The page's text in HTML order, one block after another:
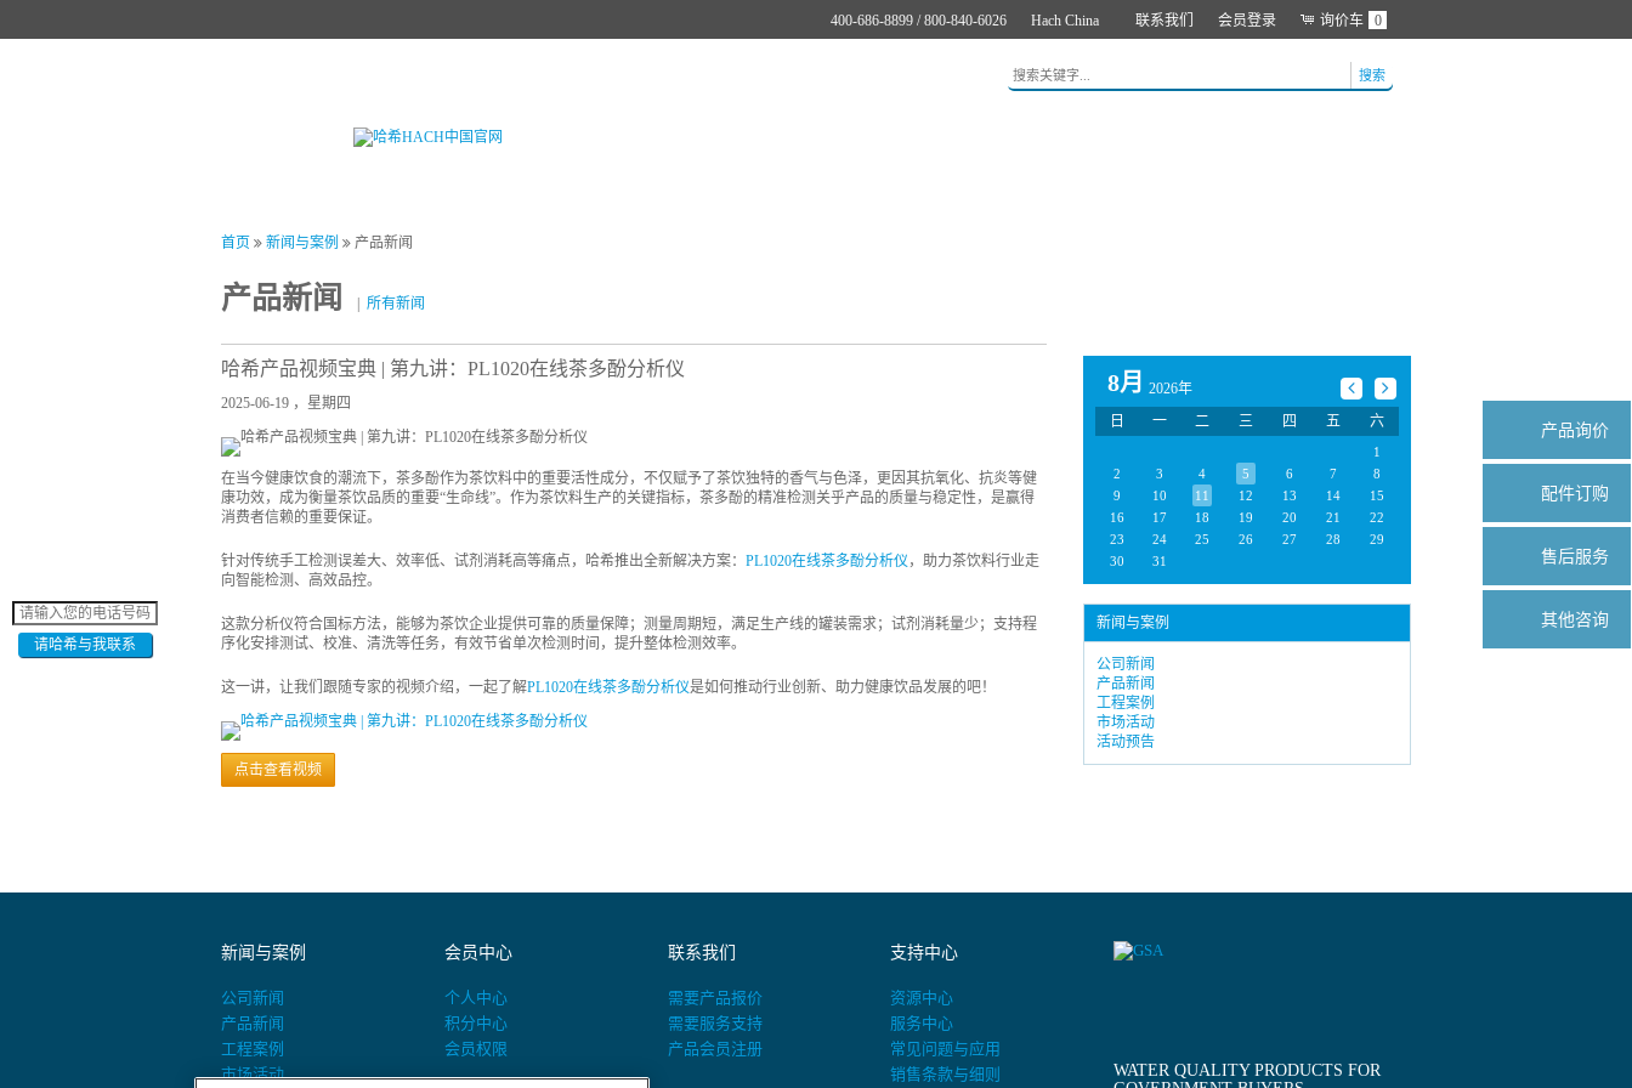
联系我们 会员登录 询价车 0
Hach China
400-686-8899 / 800-840-6026
搜索
首页 新闻与案例 产品新闻
产品新闻 所有新闻
哈希产品视频宝典 | 第九讲：PL1020在线茶多酚分析仪
2025-06-19 ，星期四
在当今健康饮食的潮流下，茶多酚作为茶饮料中的重要活性成分，不仅赋予了茶饮独特的香气与色泽，更因其抗氧化、抗炎等健
康功效，成为衡量茶饮品质的重要“生命线”。作为茶饮料生产的关键指标，茶多酚的精准检测关乎产品的质量与稳定性，是赢得
消费者信赖的重要保证。
针对传统手工检测误差大、效率低、试剂消耗高等痛点，哈希推出全新解决方案： PL1020在线茶多酚分析仪 ，助力茶饮料行业走
向智能检测、高效品控。
这款分析仪符合国标方法，能够为茶饮企业提供可靠的质量保障；测量周期短，满足生产线的罐装需求；试剂消耗量少；支持程
序化安排测试、校准、清洗等任务，有效节省单次检测时间，提升整体检测效率。
这一讲，让我们跟随专家的视频介绍，一起了解PL1020在线茶多酚分析仪是如何推动行业创新、助力健康饮品发展的吧！
点击查看视频
8月
2026年
日
一 二 三 四 五 六
1
2
3 4 5 6 7
8
9
10 11 12 13 14
15
16
17 18 19 20 21
22
23
24 25 26 27 28
29
30
31
新闻与案例
公司新闻
产品新闻
工程案例
市场活动
活动预告
新闻与案例
公司新闻
产品新闻
工程案例
市场活动
会员中心
个人中心
积分中心
会员权限
联系我们
需要产品报价
需要服务支持
产品会员注册
支持中心
资源中心
服务中心
常见问题与应用
销售条款与细则
WATER QUALITY PRODUCTS FOR
请哈希与我联系
产品询价
配件订购
售后服务
其他咨询